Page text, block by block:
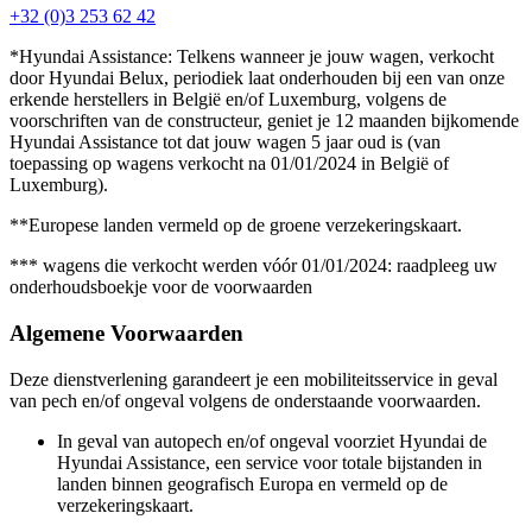
+32 (0)3 253 62 42
*Hyundai Assistance: Telkens wanneer je jouw wagen, verkocht
door Hyundai Belux, periodiek laat onderhouden bij een van onze
erkende herstellers in België en/of Luxemburg, volgens de
voorschriften van de constructeur, geniet je 12 maanden bijkomende
Hyundai Assistance tot dat jouw wagen 5 jaar oud is (van
toepassing op wagens verkocht na 01/01/2024 in België of
Luxemburg).
**Europese landen vermeld op de groene verzekeringskaart.
*** wagens die verkocht werden vóór 01/01/2024: raadpleeg uw
onderhoudsboekje voor de voorwaarden
Algemene Voorwaarden
Deze dienstverlening garandeert je een mobiliteitsservice in geval
van pech en/of ongeval volgens de onderstaande voorwaarden.
In geval van autopech en/of ongeval voorziet Hyundai de
Hyundai Assistance, een service voor totale bijstanden in
landen binnen geografisch Europa en vermeld op de
verzekeringskaart.